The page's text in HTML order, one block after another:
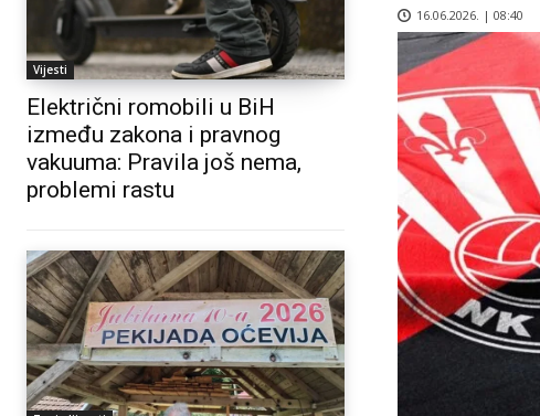
Vijesti
Električni romobili u BiH
između zakona i pravnog
vakuuma: Pravila još nema,
problemi rastu
16.06.2026. | 08:40